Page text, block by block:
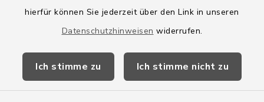
hierfür können Sie jederzeit über den Link in unseren
Datenschutzhinweisen widerrufen.
Ich stimme zu Ich stimme nicht zu
Amtsbroschüre
Wege-Zweckverband